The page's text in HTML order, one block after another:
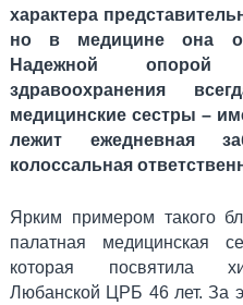
характера
но в медицине она
Надежной опорой
здравоохранения
медицинские сестры –
лежит ежедневная
колоссальная
Ярким примером такого
палатная медицинская
которая посвятила
Любанской ЦРБ 46 лет. За